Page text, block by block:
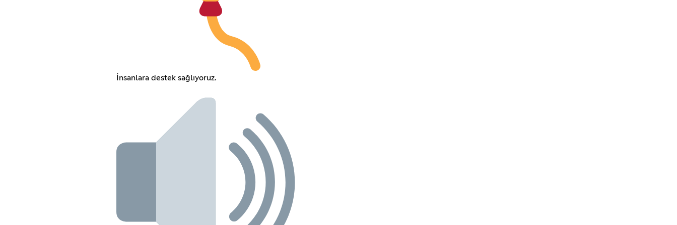
İnsanlara destek sağlıyoruz.